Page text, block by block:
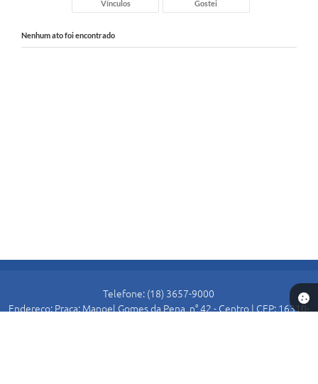
Vínculos Gostei
Nenhum ato foi encontrado
Telefone: (18) 3657-9000
Endereço: Praça: Manoel Gomes da Pena, n° 42 - Centro | CEP: 16310-